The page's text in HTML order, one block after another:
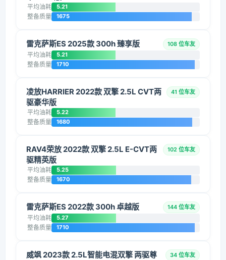
平均油耗 5.21
整备质量 1675
雷克萨斯ES 2025款 300h 臻享版 108 位车友
平均油耗 5.21
整备质量 1710
凌放HARRIER 2022款 双擎 2.5L CVT两
驱豪华版
41 位车友
平均油耗 5.22
整备质量 1680
RAV4荣放 2022款 双擎 2.5L E-CVT两
驱精英版
102 位车友
平均油耗 5.25
整备质量 1670
雷克萨斯ES 2022款 300h 卓越版 144 位车友
平均油耗 5.27
整备质量 1710
威飒 2023款 2.5L智能电混双擎 两驱尊
34 位车友